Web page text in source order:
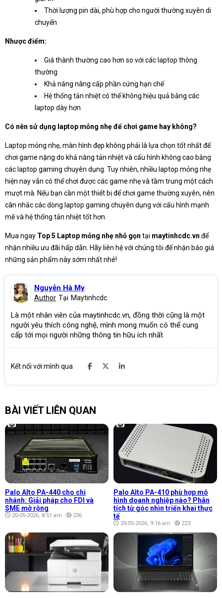
Thời lượng pin dài, phù hợp cho người thường xuyên di
chuyển
Nhược điểm:
Giá thành thường cao hơn so với các laptop thông
thường
Khả năng nâng cấp phần cứng hạn chế
Hệ thống tản nhiệt có thể không hiệu quả bằng các
laptop dày hơn
Có nên sử dụng laptop mỏng nhẹ để chơi game hay không?
Laptop mỏng nhẹ, màn hình đẹp không phải là lựa chọn tốt nhất để
chơi game nặng do khả năng tản nhiệt và cấu hình không cao bằng
các laptop gaming chuyên dụng. Tuy nhiên, nhiều laptop mỏng nhẹ
hiện nay vẫn có thể chơi được các game nhẹ và tầm trung một cách
mượt mà. Nếu bạn cần một thiết bị để chơi game thường xuyên, nên
cân nhắc các dòng laptop gaming chuyên dụng với cấu hình mạnh
mẽ và hệ thống tản nhiệt tốt hơn.
Mua ngay Top 5 Laptop mỏng nhẹ nhỏ gọn tại maytinhcdc.vn để
nhận nhiều ưu đãi hấp dẫn. Hãy liên hệ với chúng tôi để nhận báo giá
những sản phẩm này sớm nhất nhé!
Nguyễn Hà My
Author Tại Maytinhcdc
Là một nhân viên của maytinhcdc.vn, đồng thời cũng là một
người yêu thích công nghệ, mình mong muốn có thể cung
cấp tới mọi người những thông tin hữu ích nhất
Kết nối với mình qua
BÀI VIẾT LIÊN QUAN
Palo Alto PA-440 cho chi
nhánh: Giải pháp cho FDI và
SME mở rộng
20-05-2026, 8:51 am 236
Palo Alto PA-410 phù hợp mô
hình doanh nghiệp nào? Phân
tích từ góc nhìn triển khai thực
tế
20-05-2026, 9:16 am 223